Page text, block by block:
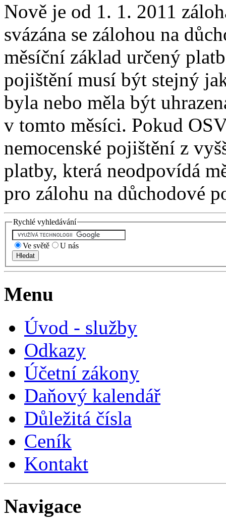
Nově je od 1. 1. 2011
svázána se zálohou na
měsíční základ určený
pojištění musí být stejný
byla nebo měla být
v tomto měsíci. Pokud
nemocenské pojištění z
platby, která neodpovídá
pro zálohu na důchodové
Rychlé vyhledávání
Ve světě U nás
Menu
Úvod - služby
Odkazy
Účetní zákony
Daňový kalendář
Důležitá čísla
Ceník
Kontakt
Navigace